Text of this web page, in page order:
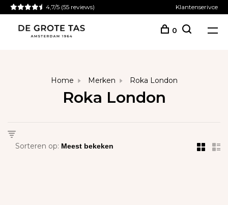
4,7/5 (55 reviews) Klantenserivce
0
Home Merken Roka London
Roka London
Sorteren op: